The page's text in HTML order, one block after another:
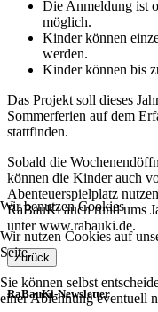
Die Anmeldung ist
möglich.
Kinder können
werden.
Kinder können bis
Das Projekt soll dieses
Sommerferien auf dem
stattfinden.
Sobald die
können die Kinder auch
Abenteuerspielplatz
RaBauKi auch rund ums
unter www.rabauki.de.
Zurück
RaBauKi-Newsletter
Wir benutzen Cookies
Wir nutzen Cookies auf
Seite.
Sie können selbst
einer Ablehnung eventuell